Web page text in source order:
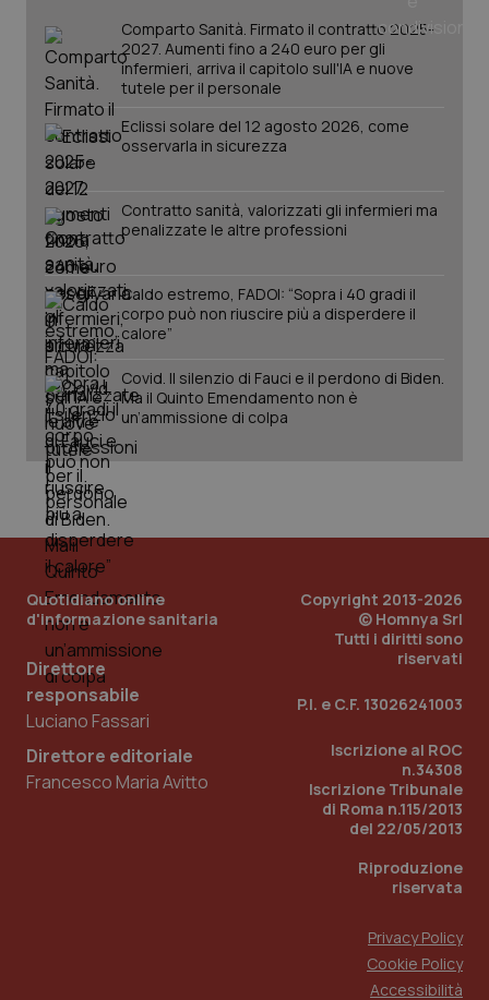
Comparto Sanità. Firmato il contratto 2025-
2027. Aumenti fino a 240 euro per gli
infermieri, arriva il capitolo sull'IA e nuove
tutele per il personale
Eclissi solare del 12 agosto 2026, come
osservarla in sicurezza
Contratto sanità, valorizzati gli infermieri ma
penalizzate le altre professioni
Caldo estremo, FADOI: “Sopra i 40 gradi il
corpo può non riuscire più a disperdere il
calore”
Covid. Il silenzio di Fauci e il perdono di Biden.
Ma il Quinto Emendamento non è
un’ammissione di colpa
Quotidiano online
d'informazione sanitaria
Direttore
responsabile
Luciano Fassari
Direttore editoriale
Francesco Maria Avitto
Copyright 2013-2026
© Homnya Srl
Tutti i diritti sono
riservati
P.I. e C.F. 13026241003
Iscrizione al ROC
n.34308
Iscrizione Tribunale
di Roma n.115/2013
del 22/05/2013
Riproduzione
riservata
Privacy Policy
Cookie Policy
Accessibilità
_ga
Google LLC
.quotidianosanita.it
PHPSESSID
.quotidianosanita.it
1
mese